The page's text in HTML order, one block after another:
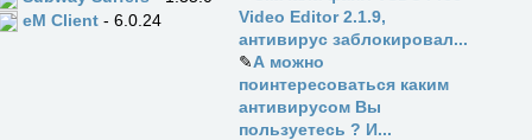
eM Client - 6.0.24
Video Editor 2.1.9,
антивирус заблокировал...
✎А можно
поинтересоваться каким
антивирусом Вы
пользуетесь ? И...